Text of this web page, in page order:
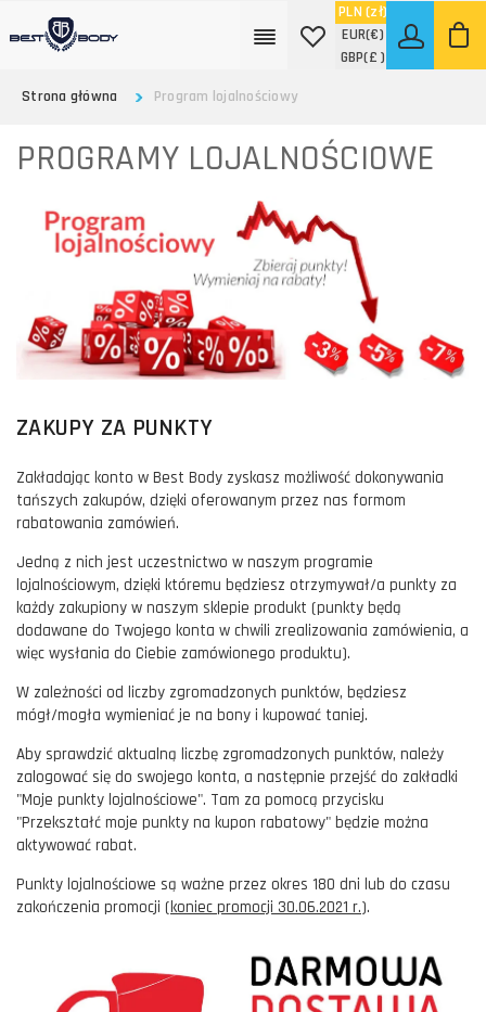
PLN (zł)
EUR(€)
GBP(£ )
Strona główna
Program lojalnościowy
PROGRAMY LOJALNOŚCIOWE
ZAKUPY ZA PUNKTY
Zakładając konto w Best Body zyskasz możliwość dokonywania
tańszych zakupów, dzięki oferowanym przez nas formom
rabatowania zamówień.
Jedną z nich jest uczestnictwo w naszym programie
lojalnościowym, dzięki któremu będziesz otrzymywał/a punkty za
każdy zakupiony w naszym sklepie produkt (punkty będą
dodawane do Twojego konta w chwili zrealizowania zamówienia, a
więc wysłania do Ciebie zamówionego produktu).
W zależności od liczby zgromadzonych punktów, będziesz
mógł/mogła wymieniać je na bony i kupować taniej.
Aby sprawdzić aktualną liczbę zgromadzonych punktów, należy
zalogować się do swojego konta, a następnie przejść do zakładki
"Moje punkty lojalnościowe". Tam za pomocą przycisku
"Przekształć moje punkty na kupon rabatowy" będzie można
aktywować rabat.
Punkty lojalnościowe są ważne przez okres 180 dni lub do czasu
zakończenia promocji (koniec promocji 30.06.2021 r.).